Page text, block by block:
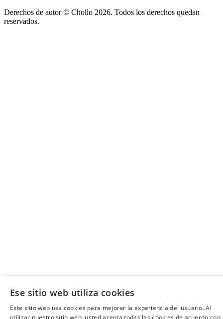
Derechos de autor © Chollo 2026. Todos los derechos quedan
reservados.
Ese sitio web utiliza cookies
Este sitio web usa cookies para mejorar la experiencia del usuario. Al
utilizar nuestro sitio web, usted acepta todas las cookies de acuerdo con